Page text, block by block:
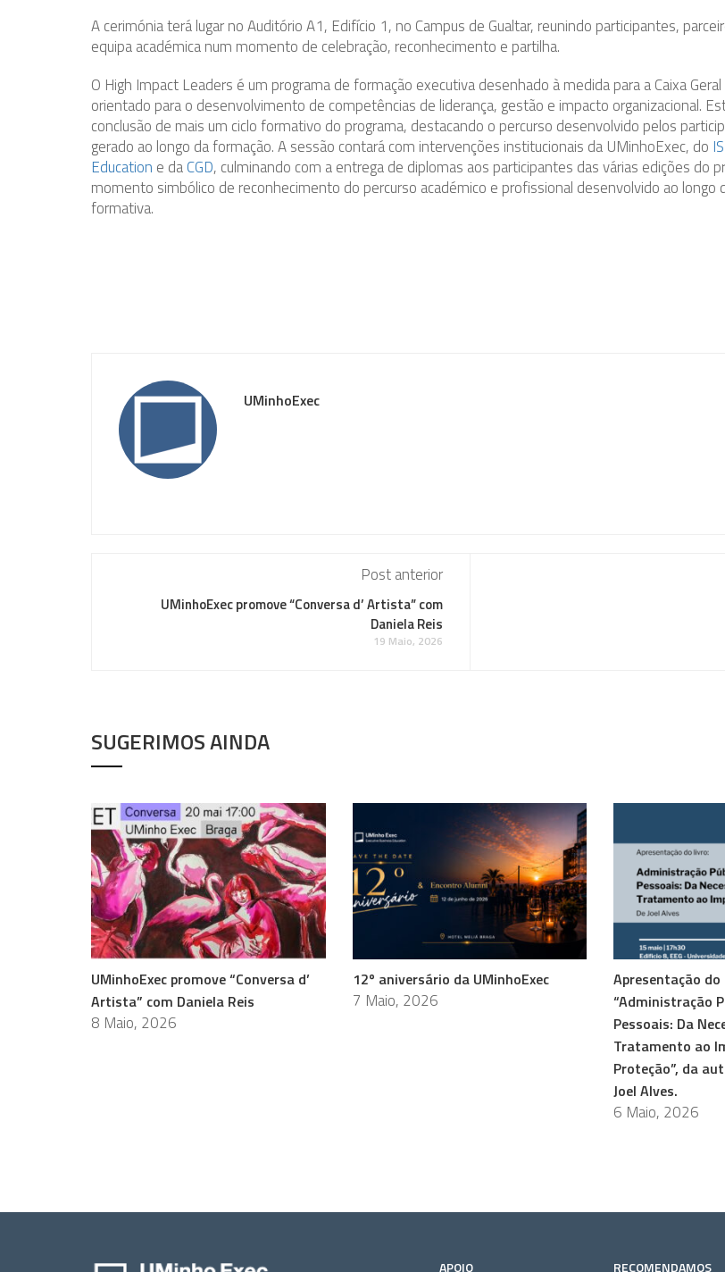
A cerimónia terá lugar no Auditório A1, Edifício 1, no Campus de Gualtar, reunindo participantes,
equipa académica num momento de celebração, reconhecimento e partilha.
O High Impact Leaders é um programa de formação executiva desenhado à medida para a Caixa
orientado para o desenvolvimento de competências de liderança, gestão e impacto organizacional.
conclusão de mais um ciclo formativo do programa, destacando o percurso desenvolvido pelos
gerado ao longo da formação. A sessão contará com intervenções institucionais da UMinhoExec, do
Education e daCGD, culminando com a entrega de diplomas aos participantes das várias edições do
momento simbólico de reconhecimento do percurso académico e profissional desenvolvido ao longo
formativa.
UMinhoExec
Post anterior
UMinhoExec promove “Conversa d’ Artista” com
Daniela Reis
19 Maio, 2026
SUGERIMOS AINDA
UMinhoExec promove “Conversa d’
Artista” com Daniela Reis
8 Maio, 2026
12º aniversário da UMinhoExec
7 Maio, 2026
Apresentação
“Administração
Pessoais: Da
Tratamento ao
Proteção”, da
Joel Alves.
6 Maio, 2026
APOIO RECOMENDAMOS